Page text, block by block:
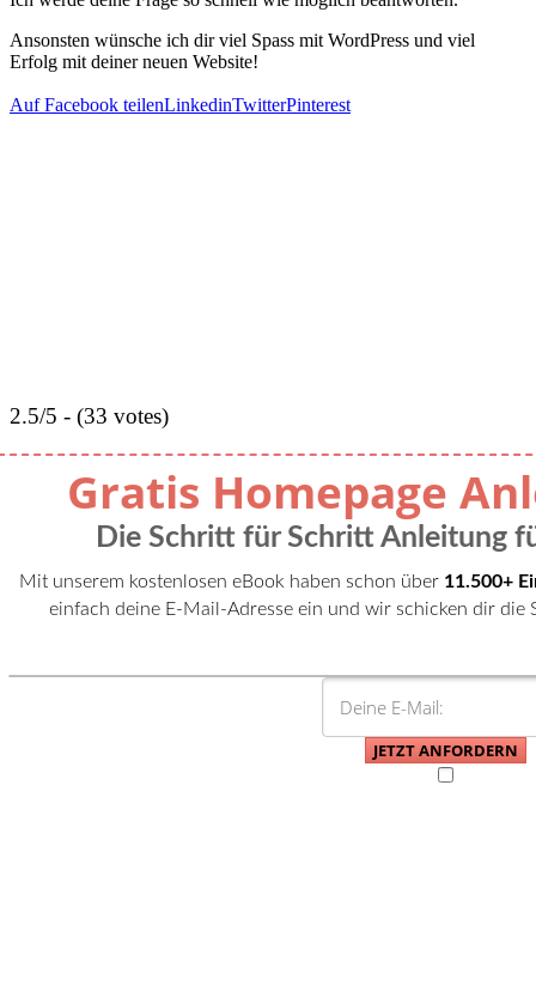
Ansonsten wünsche ich dir viel Spass mit WordPress und viel
Erfolg mit deiner neuen Website!
Auf Facebook teilenLinkedinTwitterPinterest
2.5/5 - (33 votes)
Gratis Homepage
Die Schritt für Schritt Anleitung
Mit unserem kostenlosen eBook haben schon über 11.500+
einfach deine E-Mail-Adresse ein und wir schicken dir
JETZT ANFORDERN